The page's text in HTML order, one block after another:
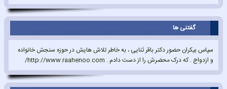
گفتنی ها
سپاس بیکران حضور دکتر باقر ثنایی ، به خاطر تلاش هایش در حوزه سنجش خانواده
و ازدواج . که درک محضرش را از دست دادم . http://www.raahenoo.com/